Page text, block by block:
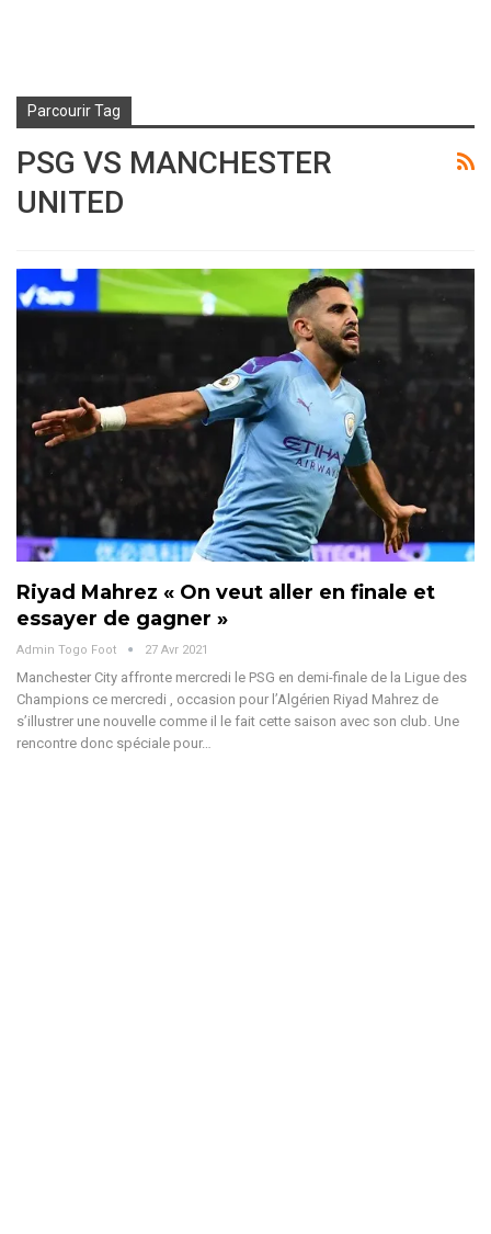
Parcourir Tag
PSG VS MANCHESTER
UNITED
Riyad Mahrez « On veut aller en finale et
essayer de gagner »
Admin Togo Foot 27 Avr 2021
Manchester City affronte mercredi le PSG en demi-finale de la Ligue des
Champions ce mercredi , occasion pour l’Algérien Riyad Mahrez de
s’illustrer une nouvelle comme il le fait cette saison avec son club. Une
rencontre donc spéciale pour…